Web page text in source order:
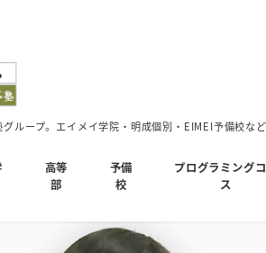
ループ。エイメイ学院・明成個別・EIMEI予備校など
高等
部
予備
校
プログラミング
ス